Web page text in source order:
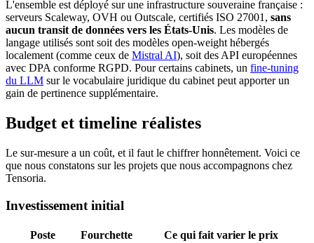
L'ensemble est déployé sur une infrastructure souveraine française :
serveurs Scaleway, OVH ou Outscale, certifiés ISO 27001, sans
aucun transit de données vers les États-Unis. Les modèles de
langage utilisés sont soit des modèles open-weight hébergés
localement (comme ceux de Mistral AI), soit des API européennes
avec DPA conforme RGPD. Pour certains cabinets, un fine-tuning
du LLM sur le vocabulaire juridique du cabinet peut apporter un
gain de pertinence supplémentaire.
Budget et timeline réalistes
Le sur-mesure a un coût, et il faut le chiffrer honnêtement. Voici ce
que nous constatons sur les projets que nous accompagnons chez
Tensoria.
Investissement initial
Poste Fourchette
Ce qui fait varier le prix